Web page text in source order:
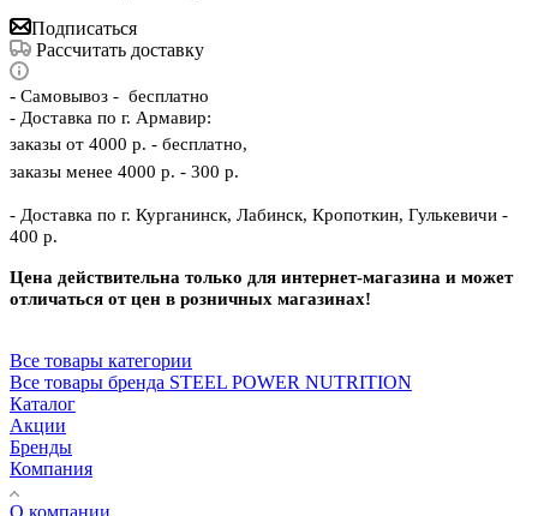
Подписаться
Рассчитать доставку
- Самовывоз - бесплатно
- Доставка по г. Армавир:
заказы от 4000 р. - бесплатно,
заказы менее 4000 р. - 300 р.
- Доставка по г. Курганинск, Лабинск, Кропоткин, Гулькевичи -
400 р.
Цена действительна только для интернет-магазина и может
отличаться от цен в розничных магазинах!
Все товары категории
Все товары бренда STEEL POWER NUTRITION
Каталог
Акции
Бренды
Компания
О компании